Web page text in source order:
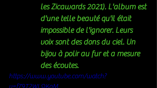
les Zicawards 2021). L'album est
d'une telle beauté qu'il était
impossible de l'ignorer. Leurs
voix sont des dons du ciel. Un
bijou à polir au fur et a mesure
des écoutes.
https://www.youtube.com/watch?
v=f79T2WLQKoM